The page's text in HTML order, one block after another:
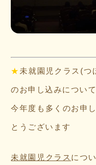
★ 未就園児クラス(つ
のお申し込みについて
今年度も多くのお申
とうございます
未就園児クラス につ